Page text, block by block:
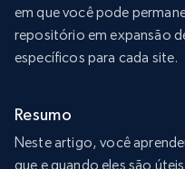
em que você pode
repositório em expansão
específicos para cada site.
Resumo
Neste artigo, você
que e quando eles são